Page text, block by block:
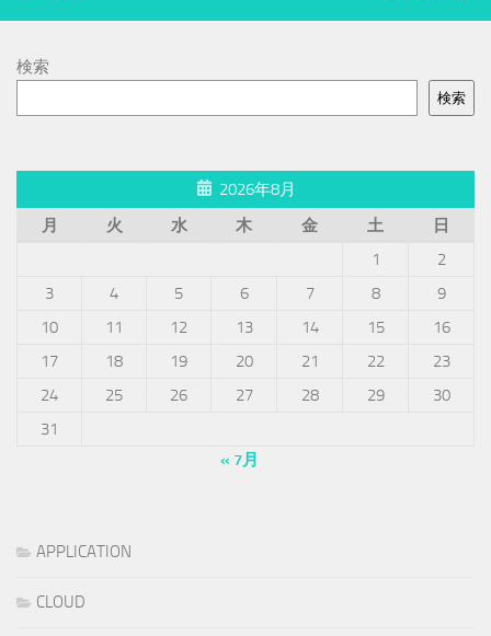
検索
検索
2026年8月
月
火 水 木 金 土
日
1
2
3
4 5 6 7 8
9
10
11 12 13 14 15
16
17
18 19 20 21 22
23
24
25 26 27 28 29
30
31
« 7月
APPLICATION
CLOUD